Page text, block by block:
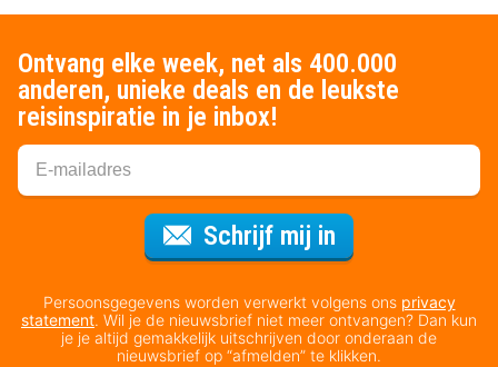
Ontvang elke week, net als 400.000
anderen, unieke deals en de leukste
reisinspiratie in je inbox!
Schrijf mij in
Persoonsgegevens worden verwerkt volgens ons privacy
statement. Wil je de nieuwsbrief niet meer ontvangen? Dan kun
je je altijd gemakkelijk uitschrijven door onderaan de
nieuwsbrief op “afmelden” te klikken.